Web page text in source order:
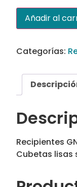
Añadir al
Categorías:
Recipientes
Cubetas lisas